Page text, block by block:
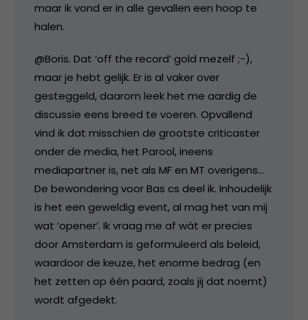
maar ik vond er in alle gevallen een hoop te
halen.
@Boris. Dat ‘off the record’ gold mezelf ;-),
maar je hebt gelijk. Er is al vaker over
gesteggeld, daarom leek het me aardig de
discussie eens breed te voeren. Opvallend
vind ik dat misschien de grootste criticaster
onder de media, het Parool, ineens
mediapartner is, net als MF en MT overigens…
De bewondering voor Bas cs deel ik. Inhoudelijk
is het een geweldig event, al mag het van mij
wat ‘opener’. Ik vraag me af wát er precies
door Amsterdam is geformuleerd als beleid,
waardoor de keuze, het enorme bedrag (en
het zetten op één paard, zoals jij dat noemt)
wordt afgedekt.